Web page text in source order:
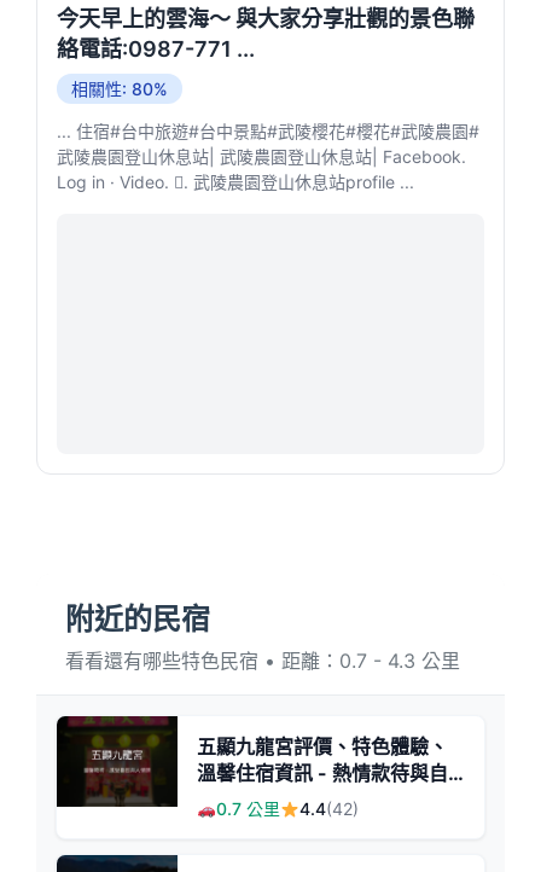
今天早上的雲海～ 與大家分享壯觀的景色聯
絡電話:0987-771 ...
相關性: 80%
... 住宿#台中旅遊#台中景點#武陵櫻花#櫻花#武陵農園#
武陵農園登山休息站| 武陵農園登山休息站| Facebook.
Log in · Video. 󱡘. 武陵農園登山休息站profile ...
附近的民宿
看看還有哪些特色民宿 • 距離：0.7 - 4.3 公里
五顯九龍宮評價、特色體驗、
溫馨住宿資訊 - 熱情款待與自
然靜謐
0.7 公里 4.4(42)